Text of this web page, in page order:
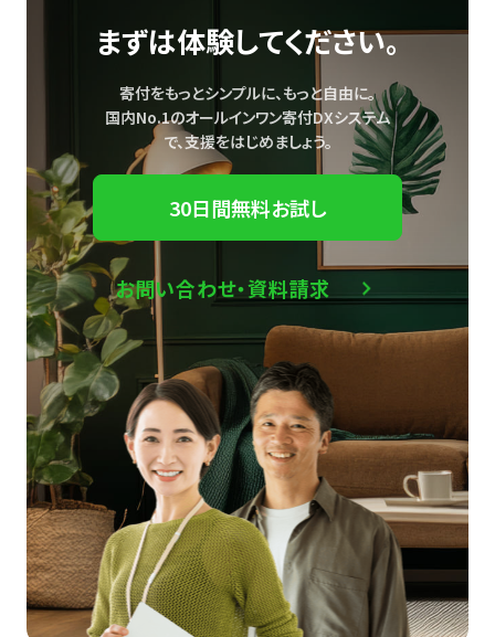
まずは体験してください。
寄付をもっとシンプルに、もっと自由に。
国内No.1のオールインワン寄付DXシステム
で、支援をはじめましょう。
30日間無料お試し
お問い合わせ・資料請求